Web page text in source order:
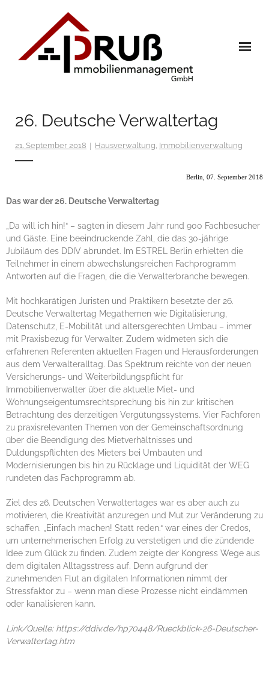
Immobilien
Leistungen
- Verwaltung
- Verkauf
Team
Presse
Formulare
Jobs
LOGIN
26. Deutsche Verwaltertag
21. September 2018 Hausverwaltung, Immobilienverwaltung
Berlin, 07. September 2018
Das war der 26. Deutsche Verwaltertag
„Da will ich hin!“ – sagten in diesem Jahr rund 900 Fachbesucher
und Gäste. Eine beeindruckende Zahl, die das 30-jährige
Jubiläum des DDIV abrundet. Im ESTREL Berlin erhielten die
Teilnehmer in einem abwechslungsreichen Fachprogramm
Antworten auf die Fragen, die die Verwalterbranche bewegen.
Mit hochkarätigen Juristen und Praktikern besetzte der 26.
Deutsche Verwaltertag Megathemen wie Digitalisierung,
Datenschutz, E-Mobilität und altersgerechten Umbau – immer
mit Praxisbezug für Verwalter. Zudem widmeten sich die
erfahrenen Referenten aktuellen Fragen und Herausforderungen
aus dem Verwalteralltag. Das Spektrum reichte von der neuen
Versicherungs- und Weiterbildungspflicht für
Immobilienverwalter über die aktuelle Miet- und
Wohnungseigentumsrechtsprechung bis hin zur kritischen
Betrachtung des derzeitigen Vergütungssystems. Vier Fachforen
zu praxisrelevanten Themen von der Gemeinschaftsordnung
über die Beendigung des Mietverhältnisses und
Duldungspflichten des Mieters bei Umbauten und
Modernisierungen bis hin zu Rücklage und Liquidität der WEG
rundeten das Fachprogramm ab.
Ziel des 26. Deutschen Verwaltertages war es aber auch zu
motivieren, die Kreativität anzuregen und Mut zur Veränderung zu
schaffen. „Einfach machen! Statt reden.“ war eines der Credos,
um unternehmerischen Erfolg zu verstetigen und die zündende
Idee zum Glück zu finden. Zudem zeigte der Kongress Wege aus
dem digitalen Alltagsstress auf. Denn aufgrund der
zunehmenden Flut an digitalen Informationen nimmt der
Stressfaktor zu – wenn man diese Prozesse nicht eindämmen
oder kanalisieren kann.
Link/Quelle: https://ddiv.de/hp70448/Rueckblick-26-Deutscher-
Verwaltertag.htm